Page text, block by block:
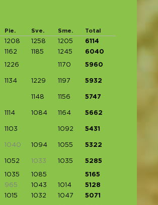
Pie. Sve. Sme. Total
1208 1258 1205
6114
1162 1185 1245 6040
1226 1170 5960
1134 1229 1197 5932
1148 1156 5747
1114 1084 1164 5662
1103 1092 5431
1040 1094 1055 5322
1052 1033 1035 5285
1035 1085
5165
965 1043 1014
5128
1015 1032 1047 5071